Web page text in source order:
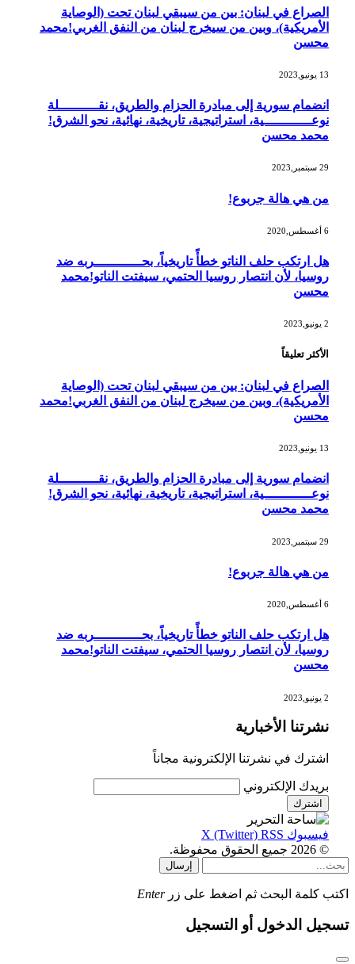
الصراع في لبنان: بين من سيبقي لبنان تحت (الوصاية
الأمريكية)، وبين من سيخرج لبنان من النفق الغربي!محمد
محسن
13 يونيو,2023
انضمام سورية إلى مبادرة الحزام والطريق، نقــــــــــلة
نوعــــــــــــية، استراتيجية، تاريخية، نهائية، نحو الشرق!
محمد محسن
29 سبتمبر,2023
من هي هالة جربوع!
هل ارتكب حلف الناتو خطأً تاريخياً، بحــــــــــــربه ضد
روسيا، لأن انتصار روسيا الحتمي، سيفتت الناتو!محمد
محسن
الأكثر تعليقاً
الصراع في لبنان: بين من سيبقي لبنان تحت (الوصاية
الأمريكية)، وبين من سيخرج لبنان من النفق الغربي!محمد
محسن
13 يونيو,2023
انضمام سورية إلى مبادرة الحزام والطريق، نقــــــــــلة
نوعــــــــــــية، استراتيجية، تاريخية، نهائية، نحو الشرق!
محمد محسن
29 سبتمبر,2023
من هي هالة جربوع!
هل ارتكب حلف الناتو خطأً تاريخياً، بحــــــــــــربه ضد
روسيا، لأن انتصار روسيا الحتمي، سيفتت الناتو!محمد
محسن
نشرتنا الأخبارية
اشترك في نشرتنا الإلكترونية مجاناً
بريدك الإلكتروني
فيسبوك X (Twitter) RSS
© 2026 جميع الحقوق محفوظة.
إرسال
اكتب كلمة البحث ثم اضغط على زر Enter
تسجيل الدخول أو التسجيل